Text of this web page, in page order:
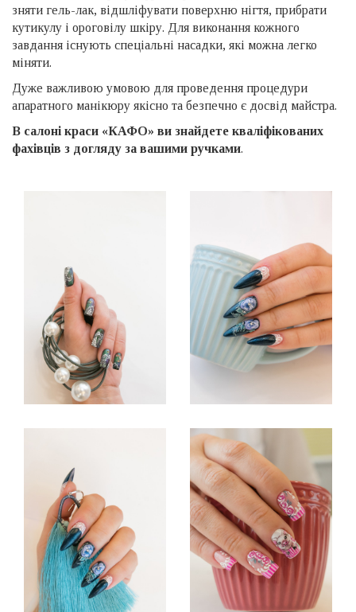
зняти гель-лак, відшліфувати поверхню нігтя, прибрати
кутикулу і ороговілу шкіру. Для виконання кожного
завдання існують спеціальні насадки, які можна легко
міняти.
Дуже важливою умовою для проведення процедури
апаратного манікюру якісно та безпечно є досвід майстра.
В салоні краси «КАФО» ви знайдете кваліфікованих
фахівців з догляду за вашими ручками.